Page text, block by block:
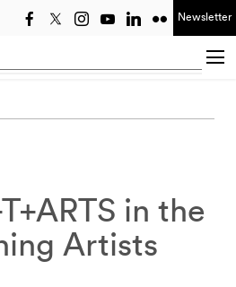
Newsletter
in the
Artists